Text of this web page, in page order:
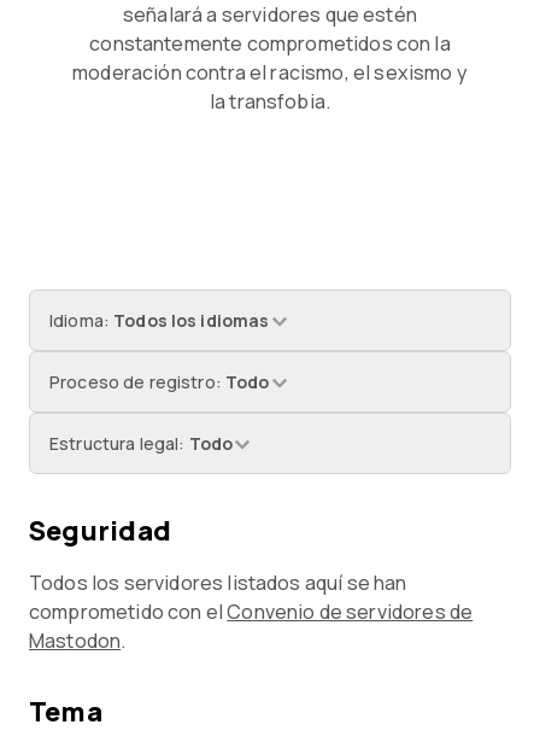
señalará a servidores que estén
constantemente comprometidos con la
moderación contra el racismo, el sexismo y
la transfobia.
Idioma: Todos los idiomas
Proceso de registro: Todo
Estructura legal: Todo
Seguridad
Todos los servidores listados aquí se han
comprometido con elConvenio de servidores de
Mastodon.
Tema